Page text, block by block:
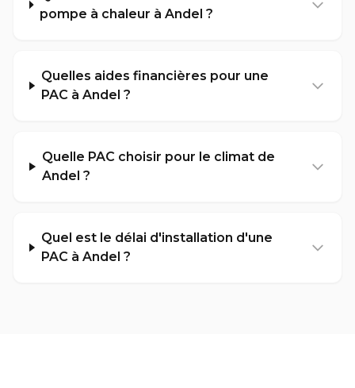
pompe à chaleur à Andel ?
Quelles aides financières pour une
PAC à Andel ?
Quelle PAC choisir pour le climat de
Andel ?
Quel est le délai d'installation d'une
PAC à Andel ?